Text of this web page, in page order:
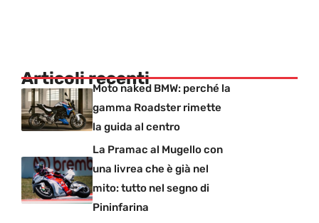
Articoli recentiMoto naked BMW: perché la
gamma Roadster rimette
la guida al centro
La Pramac al Mugello con
una livrea che è già nel
mito: tutto nel segno di
Pininfarina